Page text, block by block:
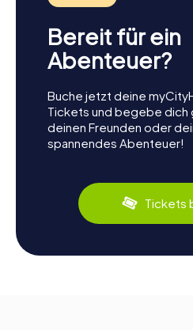
Bereit für ein
Abenteuer?
Buche jetzt deine
Tickets und begebe dich
deinen Freunden oder
spannendes Abenteuer!
Tickets